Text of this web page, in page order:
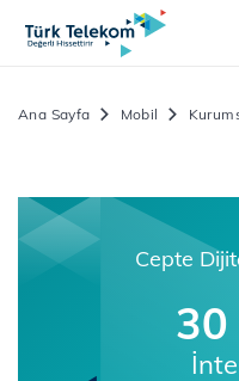
Ana Sayfa Mobil
Cepte
30